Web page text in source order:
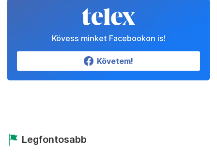
Kövess minket Facebookon is!
Követem!
Legfontosabb